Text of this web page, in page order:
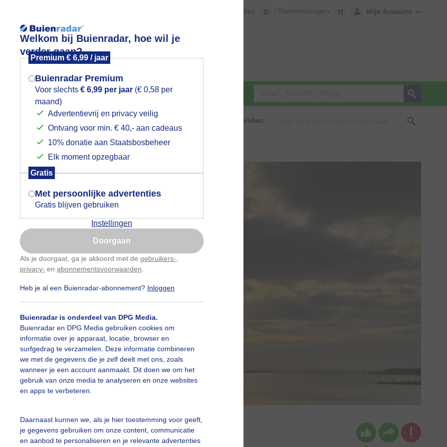
Welkom bij Buienradar, hoe wil je
verder gaan?
Premium € 6,99 / jaar
Buienradar Premium
Voor slechts € 6,99 per jaar (€ 0,58 per
maand)
Advertentievrij en privacy veilig
Ontvang voor min. € 40,- aan cadeaus
10% donatie aan Staatsbosbeheer
Elk moment opzegbaar
Gratis
Met persoonlijke advertenties
Gratis blijven gebruiken
Instellingen
Doorgaan
Als je doorgaat, ga je akkoord met de gebruikers-
privacy- en abonnementsvoorwaarden
Heb je al een Buienradar-abonnement? Inloggen
Buienradar is onderdeel van DPG Media.
Buienradar en DPG Media gebruiken cookies om
informatie over je apparaat, locatie, browser en
surfgedrag te verzamelen. Deze informatie combineren
we met de gegevens die je zelf deelt met ons, zoals
wanneer je een account aanmaakt. Dit doen we om het
gebruik van onze media te analyseren en onze websites
en apps te verbeteren.
Daarnaast kunnen we, als je hier toestemming voor geeft,
je gegevens gebruiken om onze content, communicatie
en aanbod te personaliseren en je relevante advertenties
Mijn Account
Files 0 | Treinmeldingen 11
Foto en video Weerzine
Zoeken in foto & video:
start van de dag .
Henri Gemaakt: 11-05-2026, 45x bekeken
Mogen we je locatie gebruiken voor
het weer?
Indien je hier nog geen akkoord op hebt
gegeven, verschijnt er zo een pop-up uit
je browser waarin deze toestemming
gevraagd wordt.
Is goed, toon de popup
Nu niet, misschien later
Gebruik je Safari en wil je niet elke dag deze pop-up
Klikhierom dit aan te passen